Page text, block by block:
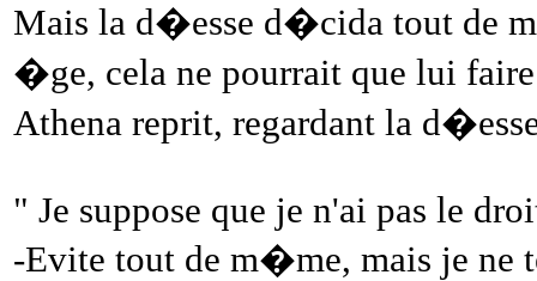
Mais la d�esse d�cida tout de
�ge, cela ne pourrait que lui
Athena reprit, regardant la
" Je suppose que je n'ai pas le
-Evite tout de m�me, mais je ne